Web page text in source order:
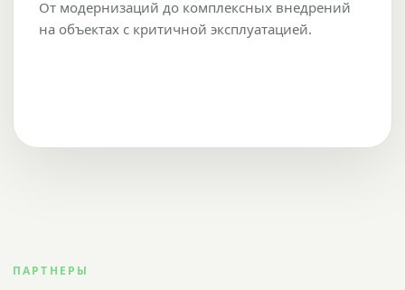
От модернизаций до комплексных внедрений
на объектах с критичной эксплуатацией.
ПАРТНЕРЫ